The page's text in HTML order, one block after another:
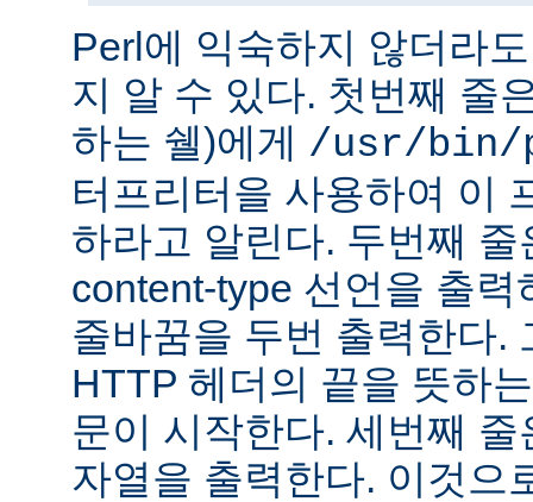
Perl에 익숙하지 않더라
지 알 수 있다. 첫번째 줄
하는 쉘)에게 /usr/bin/
터프리터을 사용하여 이
하라고 알린다. 두번째 줄
content-type 선언을 출
줄바꿈을 두번 출력한다.
HTTP 헤더의 끝을 뜻하
문이 시작한다. 세번째
자열을 출력한다. 이것으